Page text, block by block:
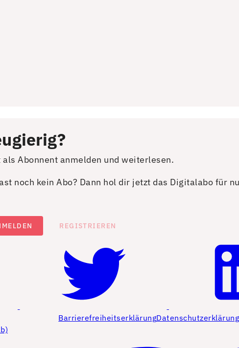
als Abonnent anmelden und weiterlesen.
noch kein Abo? Dann hol dir jetzt das Digitalabo für
REGISTRIEREN
BarrierefreiheitserklärungDatenschutzerklärung